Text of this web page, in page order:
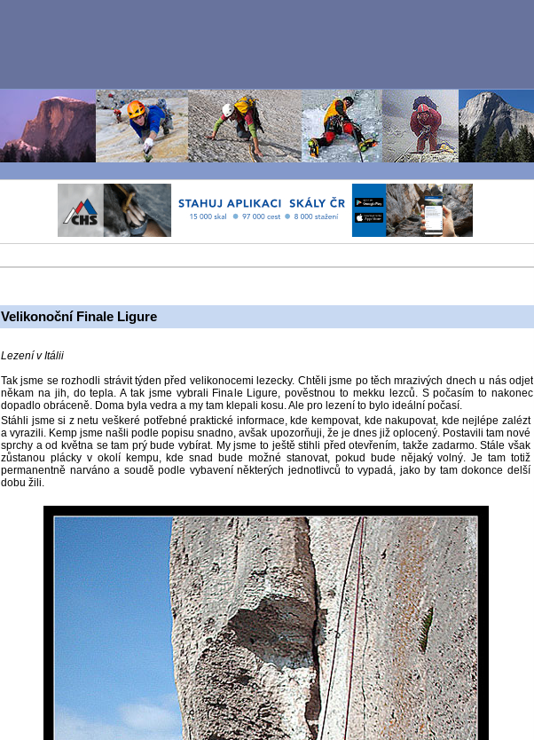
Velikonoční Finale Ligure
Lezení v Itálii
Tak jsme se rozhodli strávit týden před velikonocemi lezecky. Chtěli jsme po těch mrazivých dnech u nás odjet
někam na jih, do tepla. A tak jsme vybrali Finale Ligure, pověstnou to mekku lezců. S počasím to nakonec
dopadlo obráceně. Doma byla vedra a my tam klepali kosu. Ale pro lezení to bylo ideální počasí.
Stáhli jsme si z netu veškeré potřebné praktické informace, kde kempovat, kde nakupovat, kde nejlépe zalézt
a vyrazili. Kemp jsme našli podle popisu snadno, avšak upozorňuji, že je dnes již oplocený. Postavili tam nové
sprchy a od května se tam prý bude vybírat. My jsme to ještě stihli před otevřením, takže zadarmo. Stále však
zůstanou plácky v okolí kempu, kde snad bude možné stanovat, pokud bude nějaký volný. Je tam totiž
permanentně narváno a soudě podle vybavení některých jednotlivců to vypadá, jako by tam dokonce delší
dobu žili.